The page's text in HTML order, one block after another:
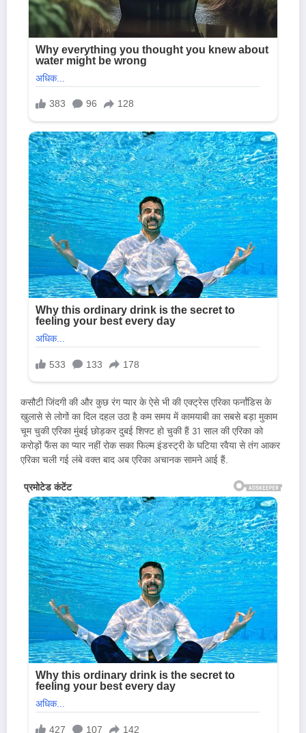
कसौटी जिंदगी की और कुछ रंग प्यार के ऐसे भी की एक्ट्रेस एरिका फर्नांडिस के
खुलासे से लोगों का दिल दहल उठा है कम समय में कामयाबी का सबसे बड़ा मुकाम
चूम चुकी एरिका मुंबई छोड़कर दुबई शिफ्ट हो चुकी हैं 31 साल की एरिका को
करोड़ों फैंस का प्यार नहीं रोक सका फिल्म इंडस्ट्री के घटिया रवैया से तंग आकर
एरिका चली गई लंबे वक्त बाद अब एरिका अचानक सामने आई हैं.